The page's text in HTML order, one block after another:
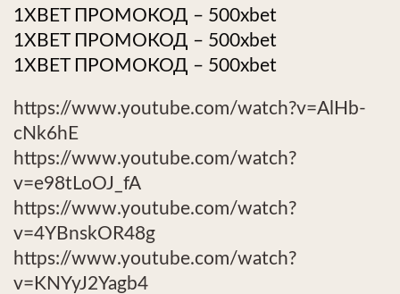
1XBET ПРОМОКОД – 500xbet
1XBET ПРОМОКОД – 500xbet
1XBET ПРОМОКОД – 500xbet
https://www.youtube.com/watch?v=AlHb-
cNk6hE
https://www.youtube.com/watch?
v=e98tLoOJ_fA
https://www.youtube.com/watch?
v=4YBnskOR48g
https://www.youtube.com/watch?
v=KNYyJ2Yagb4